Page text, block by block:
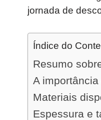
jornada de
Índice do
Resumo
A
Materiais
Espessura e